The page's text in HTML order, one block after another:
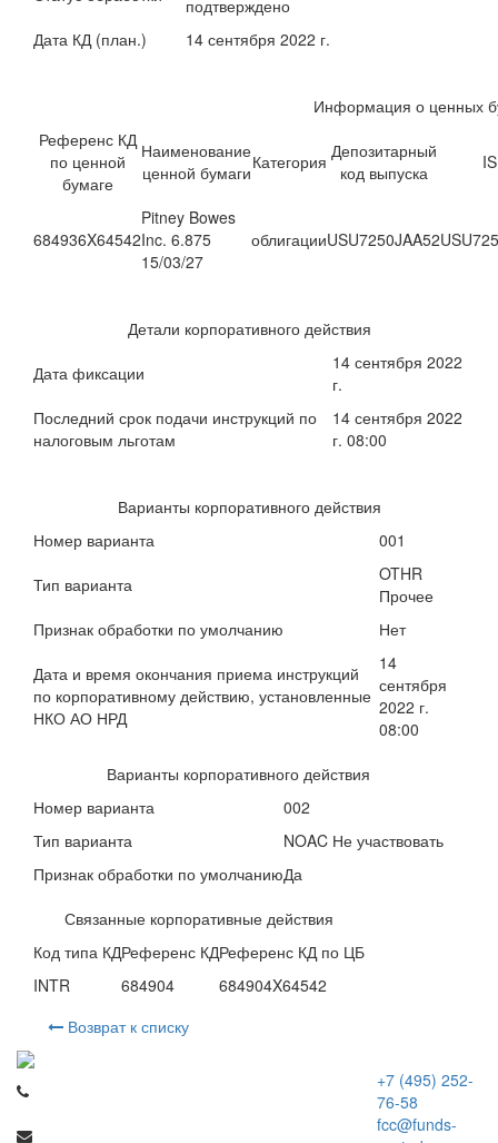
подтверждено
Дата КД (план.)
14 сентября 2022 г.
Информация о ценных
Референс КД
по ценной
бумаге
Наименование
ценной бумагиКатегория Депозитарный
код выпуска
684936X64542
Pitney Bowes
Inc. 6.875
15/03/27
облигацииUSU7250JAA52
Детали корпоративного действия
Дата фиксации
14 сентября 2022
г.
Последний срок подачи инструкций по
налоговым льготам
14 сентября 2022
г. 08:00
Варианты корпоративного действия
Номер варианта
001
Тип варианта
OTHR
Прочее
Признак обработки по умолчанию
Нет
Дата и время окончания приема инструкций
по корпоративному действию, установленные
НКО АО НРД
14
сентября
2022 г.
08:00
Варианты корпоративного действия
Номер варианта
002
Тип варианта
NOAC Не участвовать
Признак обработки по умолчаниюДа
Связанные корпоративные действия
Код типа КДРеференс КДРеференс КД по ЦБ
INTR
684904
684904X64542
Возврат к списку
+7 (495) 252-
76-58
fcc@funds-